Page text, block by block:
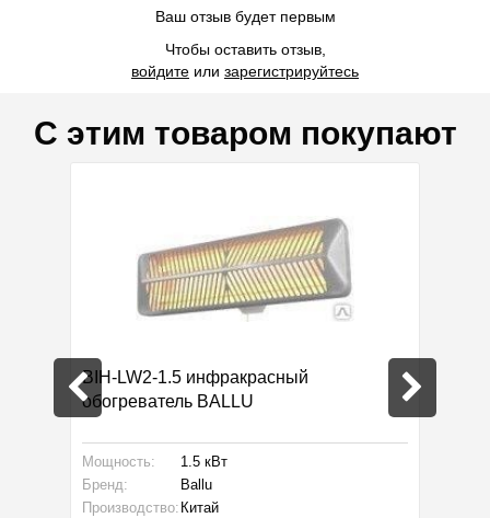
Ваш отзыв будет первым
Чтобы оставить отзыв,
войдите или зарегистрируйтесь
С этим товаром покупают
BIH-LW2-1.5 инфракрасный
обогреватель BALLU
Мощность:
1.5 кВт
Бренд:
Ballu
Производство: Китай